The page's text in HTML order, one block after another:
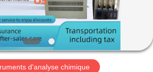
d'analyse chimique